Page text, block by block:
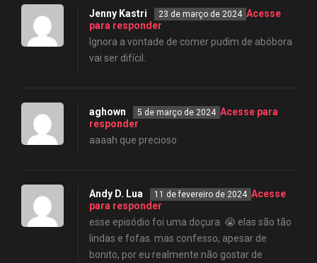
Jenny Kastri 23 de março de 2024 Acesse
para responder
Ignora a vontade de comer pudim de abóbora
vai ser difícil.
aghown 5 de março de 2024 Acesse para
responder
aaaah que precioso
Andy D. Lua 11 de fevereiro de 2024 Acesse
para responder
esse episódio foi uma doçura. 😭 elas são tão
lindas e fofas. mas confesso, apesar de
bonito, por eu realmente não gostar de